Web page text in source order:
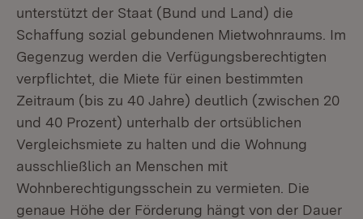
unterstützt der Staat (Bund und Land) die
Schaffung sozial gebundenen Mietwohnraums. Im
Gegenzug werden die Verfügungsberechtigten
verpflichtet, die Miete für einen bestimmten
Zeitraum (bis zu 40 Jahre) deutlich (zwischen 20
und 40 Prozent) unterhalb der ortsüblichen
Vergleichsmiete zu halten und die Wohnung
ausschließlich an Menschen mit
Wohnberechtigungsschein zu vermieten. Die
genaue Höhe der Förderung hängt von der Dauer